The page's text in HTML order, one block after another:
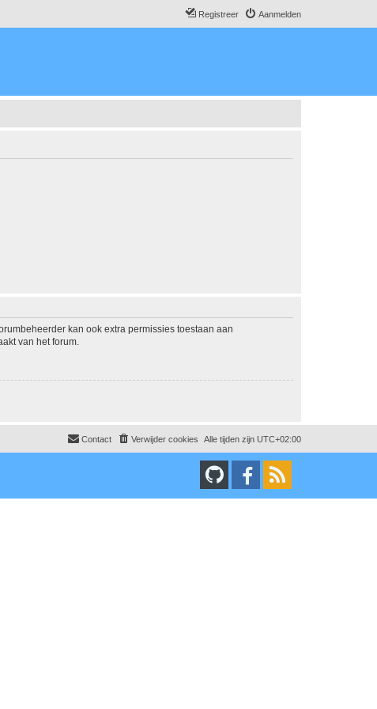
Aanmelden
Registreer
kan ook extra permissies toestaan aan
van het forum.
Alle tijden zijn UTC+02:00
Verwijder cookies
Contact